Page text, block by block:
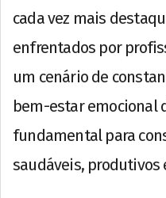
cada vez mais
enfrentados por
um cenário de
bem-estar emocional
fundamental para
saudáveis, produtivos